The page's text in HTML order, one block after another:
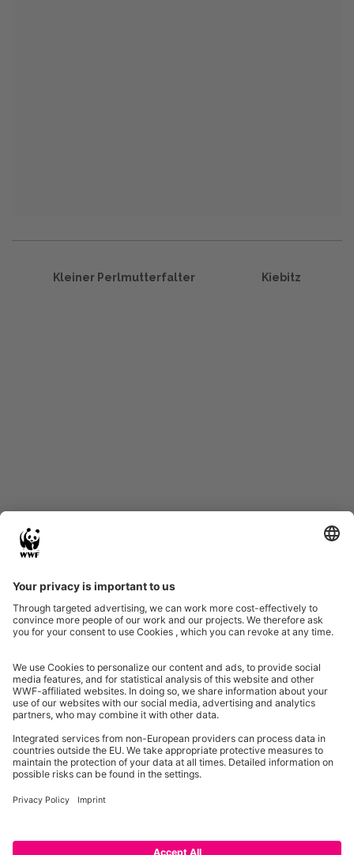
Kiebitz
Kleiner Perlmutterfalter
Eine Initiative von
Partner & Auszeichnungen
Ein Projekt der Aktionsplattform von Unternehmen Biologische Vielfalt 2020